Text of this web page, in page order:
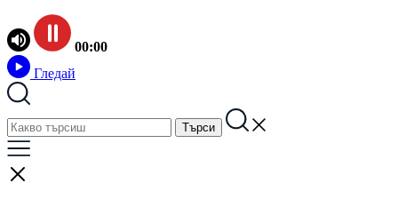
00:00
Гледай